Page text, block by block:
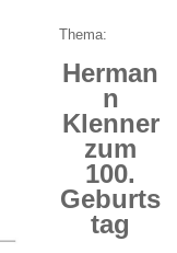
Thema:
Herman
n
Klenner
zum
100.
Geburts
tag